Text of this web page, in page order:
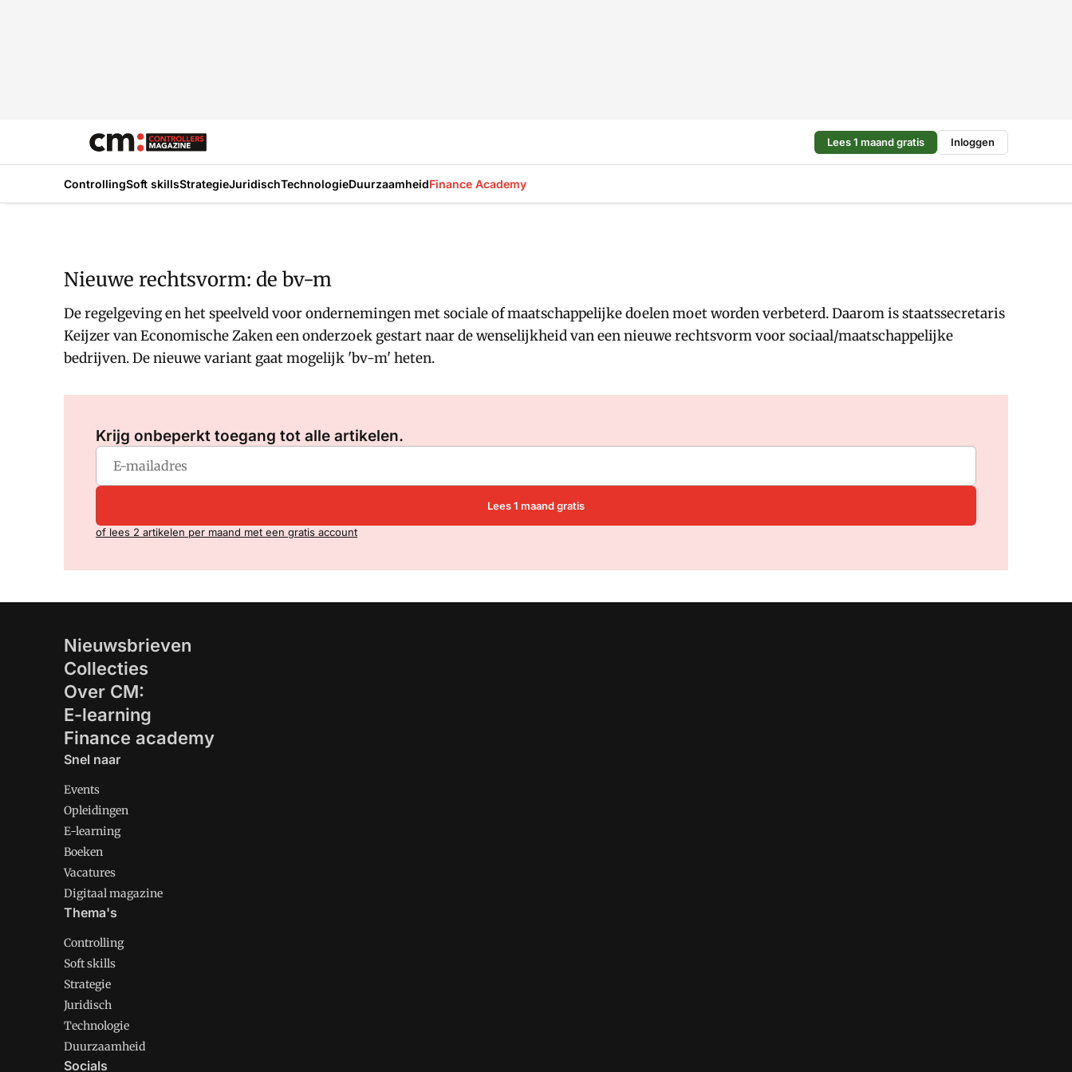
Lees 1 maand gratis Inloggen
ControllingSoft skillsStrategieJuridischTechnologieDuurzaamheidFinance Academy
Nieuwe rechtsvorm: de bv-m
De regelgeving en het speelveld voor ondernemingen met sociale of maatschappelijke doelen moet worden verbeterd. Daarom is staatssecretaris
Keijzer van Economische Zaken een onderzoek gestart naar de wenselijkheid van een nieuwe rechtsvorm voor sociaal/maatschappelijke
bedrijven. De nieuwe variant gaat mogelijk 'bv-m' heten.
Krijg onbeperkt toegang tot alle artikelen.
Lees 1 maand gratis
of lees 2 artikelen per maand met een gratis account
Nieuwsbrieven
Collecties
Over CM:
E-learning
Finance academy
Snel naar
Events
Opleidingen
E-learning
Boeken
Vacatures
Digitaal magazine
Thema's
Controlling
Soft skills
Strategie
Juridisch
Technologie
Duurzaamheid
Socials